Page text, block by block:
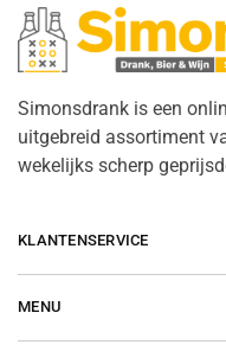
Simonsdrank is een
uitgebreid assortiment
wekelijks scherp
KLANTENSERVICE
MENU